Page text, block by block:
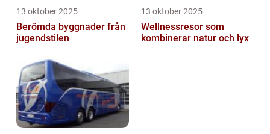
13 oktober 2025
Berömda byggnader från
jugendstilen
13 oktober 2025
Wellnessresor som
kombinerar natur och lyx